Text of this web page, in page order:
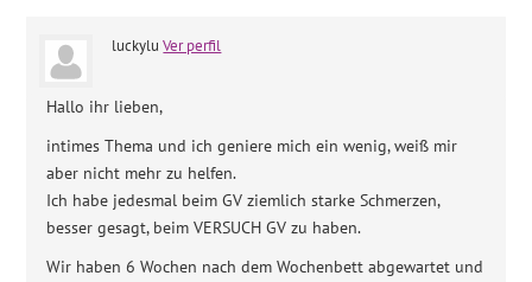
luckylu Ver perfil
Hallo ihr lieben,
intimes Thema und ich geniere mich ein wenig, weiß mir
aber nicht mehr zu helfen.
Ich habe jedesmal beim GV ziemlich starke Schmerzen,
besser gesagt, beim VERSUCH GV zu haben.
Wir haben 6 Wochen nach dem Wochenbett abgewartet und